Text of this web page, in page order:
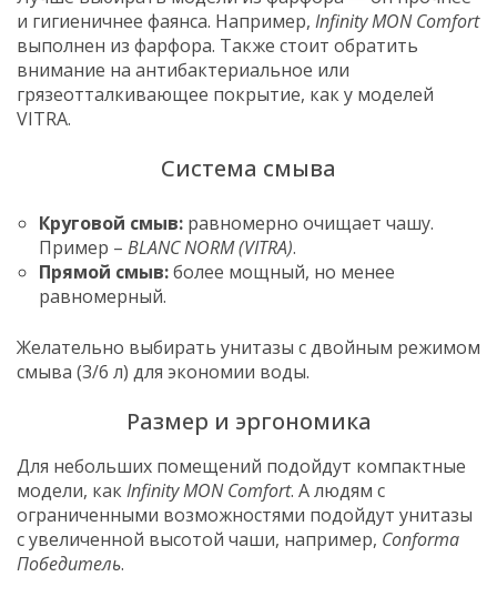
и гигиеничнее фаянса. Например, Infinity MON Comfort
выполнен из фарфора. Также стоит обратить
внимание на антибактериальное или
грязеотталкивающее покрытие, как у моделей
VITRA.
Система смыва
Круговой смыв: равномерно очищает чашу.
Пример – BLANC NORM (VITRA).
Прямой смыв:более мощный, но менее
равномерный.
Желательно выбирать унитазы с двойным режимом
смыва (3/6 л) для экономии воды.
Размер и эргономика
Для небольших помещений подойдут компактные
модели, какInfinity MON Comfort. А людям с
ограниченными возможностями подойдут унитазы
с увеличенной высотой чаши, например, Conforma
Победитель.